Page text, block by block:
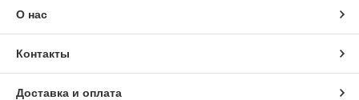
О нас
Контакты
Доставка и оплата